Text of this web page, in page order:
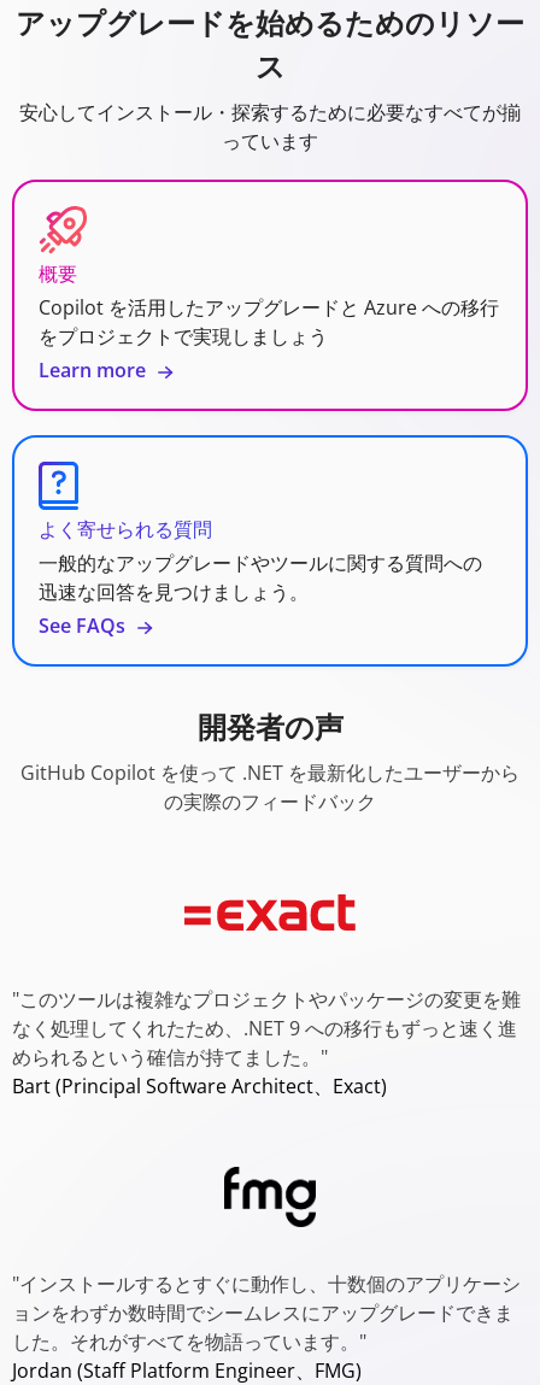
アップグレードを始めるためのリソー
ス
安心してインストール・探索するために必要なすべてが揃
っています
概要
Copilot を活用したアップグレードと Azure への移行
をプロジェクトで実現しましょう
Learn more
よく寄せられる質問
一般的なアップグレードやツールに関する質問への
迅速な回答を見つけましょう。
See FAQs
開発者の声
GitHub Copilot を使って .NET を最新化したユーザーから
の実際のフィードバック
"このツールは複雑なプロジェクトやパッケージの変更を難
なく処理してくれたため、.NET 9 への移行もずっと速く進
められるという確信が持てました。"
Bart (Principal Software Architect、Exact)
"インストールするとすぐに動作し、十数個のアプリケーシ
ョンをわずか数時間でシームレスにアップグレードできま
した。それがすべてを物語っています。"
Jordan (Staff Platform Engineer、FMG)